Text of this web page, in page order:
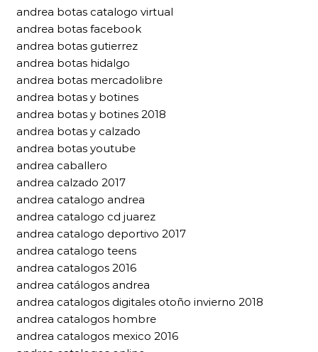
andrea botas catalogo virtual
andrea botas facebook
andrea botas gutierrez
andrea botas hidalgo
andrea botas mercadolibre
andrea botas y botines
andrea botas y botines 2018
andrea botas y calzado
andrea botas youtube
andrea caballero
andrea calzado 2017
andrea catalogo andrea
andrea catalogo cd juarez
andrea catalogo deportivo 2017
andrea catalogo teens
andrea catalogos 2016
andrea catálogos andrea
andrea catalogos digitales otoño invierno 2018
andrea catalogos hombre
andrea catalogos mexico 2016